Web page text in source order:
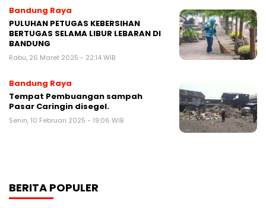
Bandung Raya
PULUHAN PETUGAS KEBERSIHAN
BERTUGAS SELAMA LIBUR LEBARAN DI
BANDUNG
Rabu, 26 Maret 2025 - 22:14 WIB
Bandung Raya
Tempat Pembuangan sampah
Pasar Caringin disegel.
Senin, 10 Februari 2025 - 19:06 WIB
BERITA POPULER